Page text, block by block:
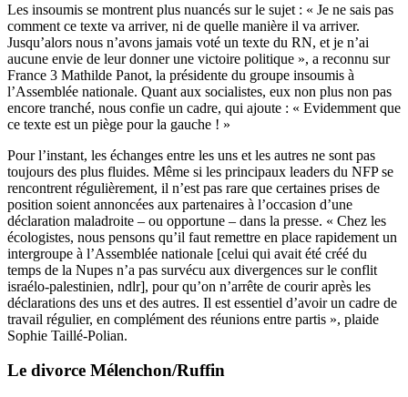
Les insoumis se montrent plus nuancés sur le sujet : « Je ne sais pas
comment ce texte va arriver, ni de quelle manière il va arriver.
Jusqu’alors nous n’avons jamais voté un texte du RN, et je n’ai
aucune envie de leur donner une victoire politique », a reconnu sur
France 3 Mathilde Panot, la présidente du groupe insoumis à
l’Assemblée nationale. Quant aux socialistes, eux non plus non pas
encore tranché, nous confie un cadre, qui ajoute : « Evidemment que
ce texte est un piège pour la gauche ! »
Pour l’instant, les échanges entre les uns et les autres ne sont pas
toujours des plus fluides. Même si les principaux leaders du NFP se
rencontrent régulièrement, il n’est pas rare que certaines prises de
position soient annoncées aux partenaires à l’occasion d’une
déclaration maladroite – ou opportune – dans la presse. « Chez les
écologistes, nous pensons qu’il faut remettre en place rapidement un
intergroupe à l’Assemblée nationale [celui qui avait été créé du
temps de la Nupes n’a pas survécu aux divergences sur le conflit
israélo-palestinien, ndlr], pour qu’on n’arrête de courir après les
déclarations des uns et des autres. Il est essentiel d’avoir un cadre de
travail régulier, en complément des réunions entre partis », plaide
Sophie Taillé-Polian.
Le divorce Mélenchon/Ruffin